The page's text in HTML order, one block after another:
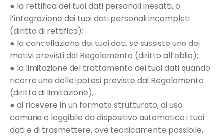
● la rettifica dei tuoi dati personali inesatti, o
l’integrazione dei tuoi dati personali incompleti
(diritto di rettifica);
● la cancellazione dei tuoi dati, se sussiste uno dei
motivi previsti dal Regolamento (diritto all’oblio);
● la limitazione del trattamento dei tuoi dati quando
ricorre una delle ipotesi previste dal Regolamento
(diritto di limitazione);
● di ricevere in un formato strutturato, di uso
comune e leggibile da dispositivo automatico i tuoi
dati e di trasmettere, ove tecnicamente possibile,